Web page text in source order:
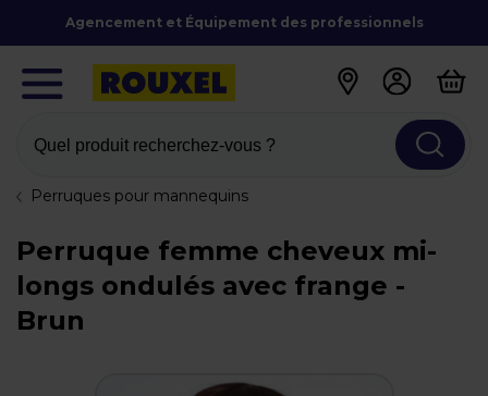
Agencement et Équipement des professionnels
Quel produit recherchez-vous ?
Perruques pour mannequins
Perruque femme cheveux mi-
longs ondulés avec frange -
Brun